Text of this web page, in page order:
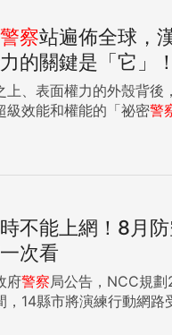
警察站遍佈全球，
的關鍵是「它」！
上、表面權力的外殼背後，
效能和權能的「祕密警
不能上網！8月
次看
府警察局公告，NCC規
，14縣市將演練行動網路